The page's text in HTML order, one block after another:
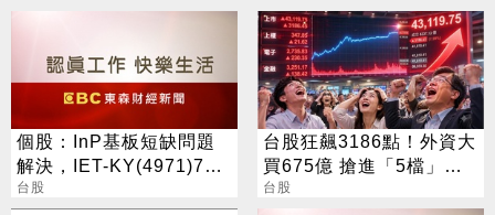
個股：InP基板短缺問題
解決，IET-KY(4971)7月
營收1.05億元，重拾成長
台股
台股狂飆3186點！外資大
買675億 搶進「5檔」
ETF
台股